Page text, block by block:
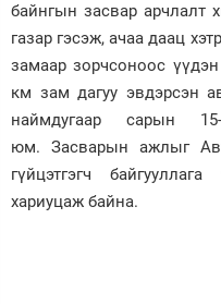
байнгын засвар арчлалт
газар гэсэж, ачаа даац
замаар зорчсоноос
км зам дагуу эвдэрсэн
наймдугаар сарын
юм.
Засварын ажлыг
гүйцэтгэгч
хариуцаж байна.